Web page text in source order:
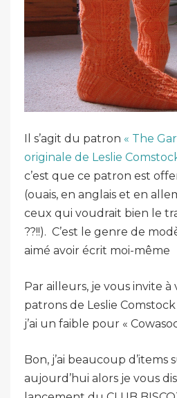
Il s’agit du patron « The
originale de Leslie
c’est que ce patron est
(ouais, en anglais et en
ceux qui voudrait bien le
??!!). C’est le genre de
aimé avoir écrit moi-même
Par ailleurs, je vous invite
patrons de Leslie
j’ai un faible pour «
Bon, j’ai beaucoup d’items
aujourd’hui alors je vous